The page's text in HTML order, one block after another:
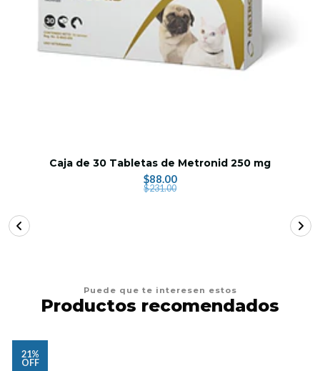
Caja de 30 Tabletas de Metronid 250 mg
$88.00
$231.00
Puede que te interesen estos
Productos recomendados
21%
OFF